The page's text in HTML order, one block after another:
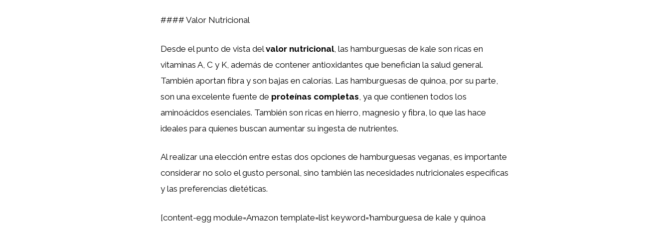
#### Valor Nutricional
Desde el punto de vista delvalor nutricional, las hamburguesas de kale son ricas en
vitaminas A, C y K, además de contener antioxidantes que benefician la salud general.
También aportan fibra y son bajas en calorías. Las hamburguesas de quinoa, por su parte,
son una excelente fuente de proteínas completas , ya que contienen todos los
aminoácidos esenciales. También son ricas en hierro, magnesio y fibra, lo que las hace
ideales para quienes buscan aumentar su ingesta de nutrientes.
Al realizar una elección entre estas dos opciones de hamburguesas veganas, es importante
considerar no solo el gusto personal, sino también las necesidades nutricionales específicas
y las preferencias dietéticas.
[content-egg module=Amazon template=list keyword=’hamburguesa de kale y quinoa